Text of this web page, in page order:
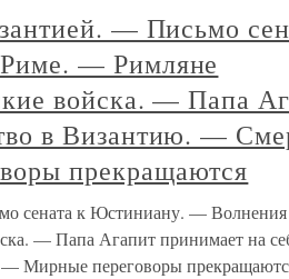
— Письмо
— Римляне
войска. — Папа
в Византию. —
прекращаются
сената к Юстиниану. —
— Папа Агапит принимает на
Мирные переговоры